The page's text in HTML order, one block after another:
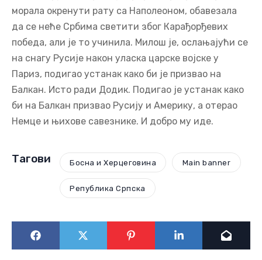
морала окренути рату са Наполеоном, обавезала
да се неће Србима светити због Карађорђевих
победа, али је то учинила. Милош је, ослањајући се
на снагу Русије након уласка царске војске у
Париз, подигао устанак како би је призвао на
Балкан. Исто ради Додик. Подигао је устанак како
би на Балкан призвао Русију и Америку, а отерао
Немце и њихове савезнике. И добро му иде.
Тагови Босна и Херцеговина Main banner
Република Српска